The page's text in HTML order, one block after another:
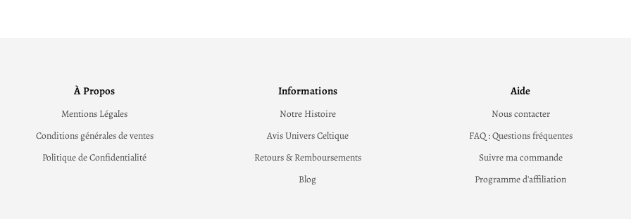
À Propos
Mentions Légales
Conditions générales de ventes
Politique de Confidentialité
Informations
Notre Histoire
Avis Univers Celtique
Retours & Remboursements
Blog
Aide
Nous contacter
FAQ : Questions fréquentes
Suivre ma commande
Programme d'affiliation